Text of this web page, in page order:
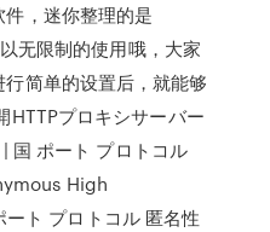
，迷你整理的是
无限制的使用哦，大家
简单的设置后，就能够
HTTPプロキシサーバー
国 ポート プロトコル
High
ト プロトコル 匿名性